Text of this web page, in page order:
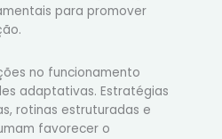
para promover
no funcionamento
adaptativas. Estratégias
rotinas estruturadas e
favorecer o